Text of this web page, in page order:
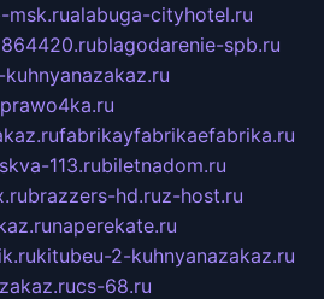
msk.rualabuga-cityhotel.ru
blagodarenie-spb.ru
fabrikayfabrikaefabrika.ru
113.rubiletnadom.ru
brazzers-hd.ruz-host.ru
naperekate.ru
kitubeu-2-kuhnyanazakaz.ru
cs-68.ru